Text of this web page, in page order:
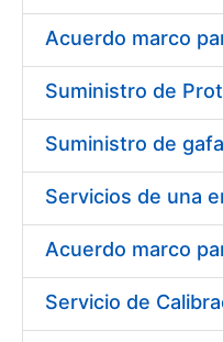
Erakutsi/Ezkutatu